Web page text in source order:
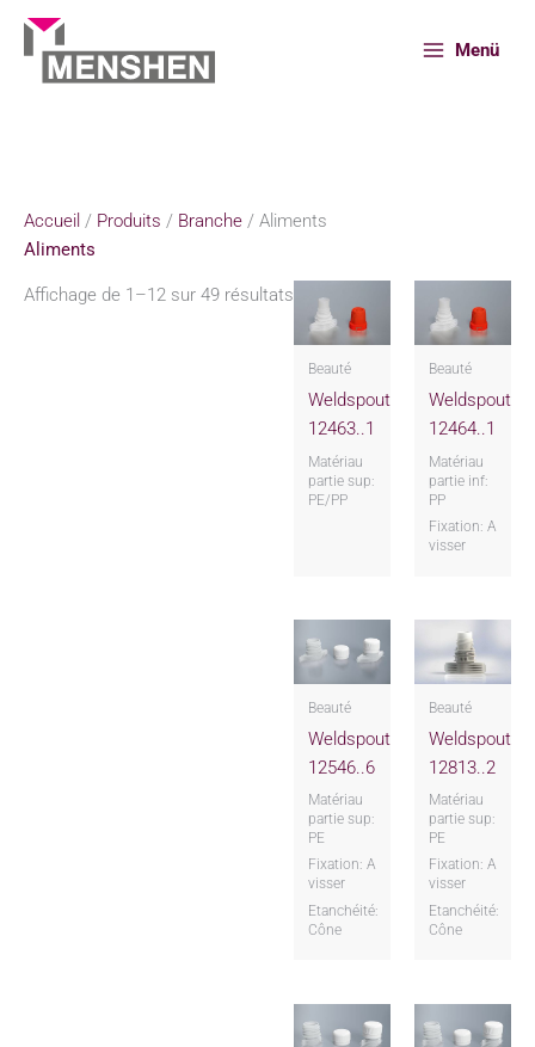
Aller
contenu
Menü
Accueil / Produits / Branche / Aliments
Aliments
Affichage de 1–12 sur 49 résultats
Beauté
Weldspout
12463..1
Matériau
partie sup:
PE/PP
Beauté
Weldspout
12464..1
Matériau
partie inf:
PP
Fixation: A
visser
Beauté
Weldspout
12546..6
Matériau
partie sup:
PE
Fixation: A
visser
Etanchéité:
Cône
Beauté
Weldspout
12813..2
Matériau
partie sup:
PE
Fixation: A
visser
Etanchéité:
Cône